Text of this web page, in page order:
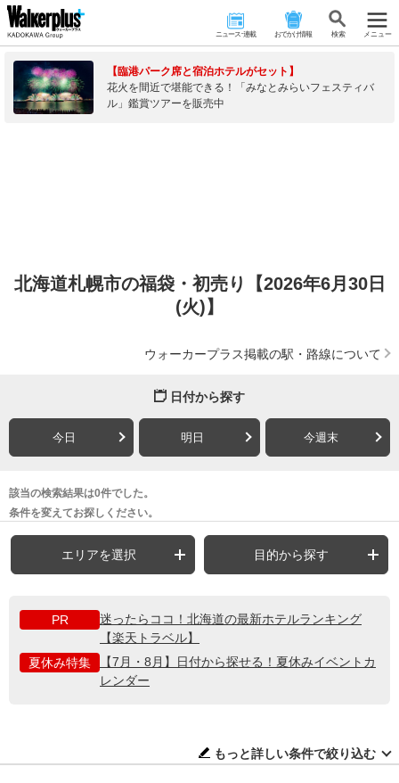
ニュース･連載 おでかけ情報 検 索 メニュー
【臨港パーク席と宿泊ホテルがセット】
花火を間近で堪能できる！「みなとみらいフェスティバ
ル」鑑賞ツアーを販売中
北海道札幌市の福袋・初売り【2026年6月30日
(火)】
ウォーカープラス掲載の駅・路線について
日付から探す
今日 明日 今週末
該当の検索結果は0件でした。
条件を変えてお探しください。
エリアを選択 目的から探す
PR
迷ったらココ！北海道の最新ホテルランキング
【楽天トラベル】
夏休み特集
【7月・8月】日付から探せる！夏休みイベントカ
レンダー
もっと詳しい条件で絞り込む